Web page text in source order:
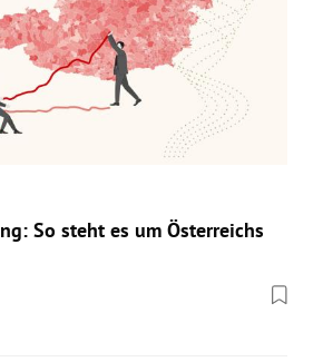
So steht es um Österreichs